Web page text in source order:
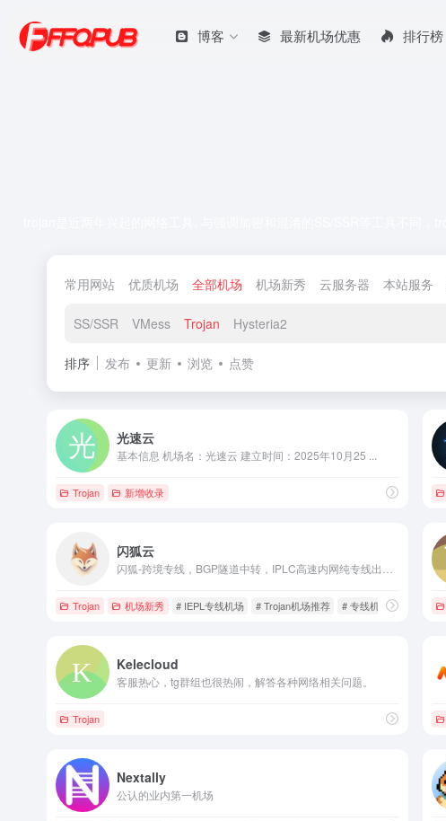
博客 最新机场优惠 排行榜
常用网站 优质机场 全部机场 机场新秀 云服务器 本站服务
SS/SSR VMess Trojan Hysteria2
排序 发布 更新 浏览 点赞
光速云
基本信息 机场名：光速云 建立时间：2025年10月25 ...
Trojan 新增收录
闪狐云
Trojan 机场新秀 # IEPL专线机场 # Trojan机场推荐 # 专线机场
Kelecloud
客服热心，tg群组也很热闹，解答各种网络相关问题。
Trojan
Nextally
公认的业内第一机场